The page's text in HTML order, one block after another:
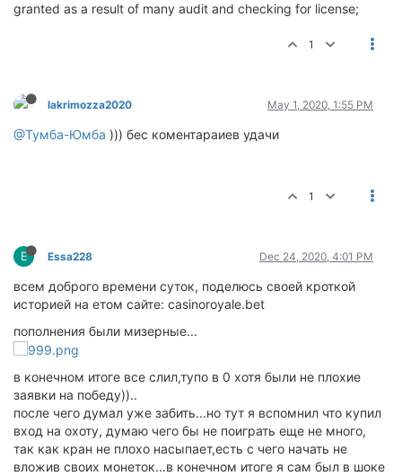
granted as a result of many audit and checking for license;
1
lakrimozza2020 May 1, 2020, 1:55 PM
@Тумба-Юмба ))) бес коментараиев удачи
1
E Essa228 Dec 24, 2020, 4:01 PM
всем доброго времени суток, поделюсь своей кроткой
историей на етом сайте: casinoroyale.bet
пополнения были мизерные...
в конечном итоге все слил,тупо в 0 хотя были не плохие
заявки на победу))..
после чего думал уже забить...но тут я вспомнил что купил
вход на охоту, думаю чего бы не поиграть еще не много,
так как кран не плохо насыпает,есть с чего начать не
вложив своих монеток...в конечном итоге я сам был в шоке